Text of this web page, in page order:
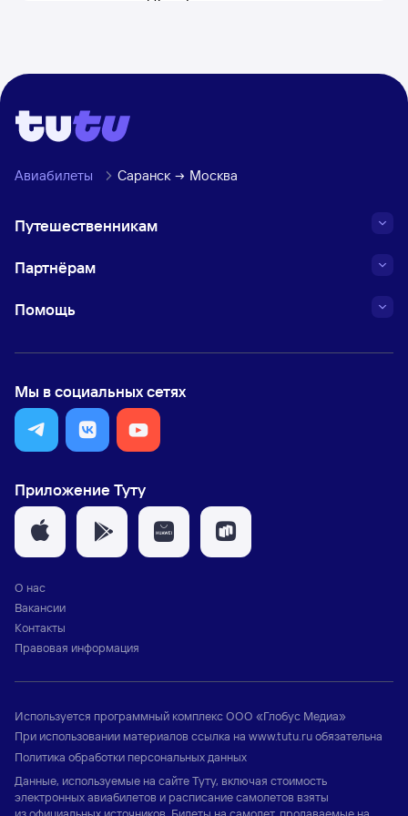
Авиабилеты Саранск Москва
Путешественникам
Партнёрам
Помощь
Мы в социальных сетях
Приложение Туту
О нас
Вакансии
Контакты
Правовая информация
Используется программный комплексООО «Глобус Медиа»
При использовании материалов ссылка на www.tutu.ruобязательна
Политика обработки персональных данных
Данные, используемые на сайте Туту, включая стоимость
электронных авиабилетов и расписание самолетов взяты